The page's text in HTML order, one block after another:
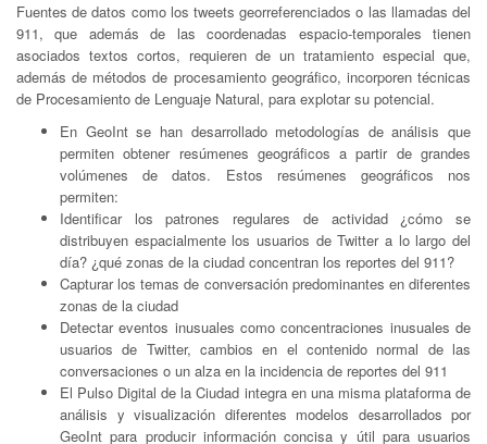
Fuentes de datos como los tweets georreferenciados o las llamadas del
911, que además de las coordenadas espacio-temporales tienen
asociados textos cortos, requieren de un tratamiento especial que,
además de métodos de procesamiento geográfico, incorporen técnicas
de Procesamiento de Lenguaje Natural, para explotar su potencial.
En GeoInt se han desarrollado metodologías de análisis que
permiten obtener resúmenes geográficos a partir de grandes
volúmenes de datos. Estos resúmenes geográficos nos
permiten:
Identificar los patrones regulares de actividad ¿cómo se
distribuyen espacialmente los usuarios de Twitter a lo largo del
día? ¿qué zonas de la ciudad concentran los reportes del 911?
Capturar los temas de conversación predominantes en diferentes
zonas de la ciudad
Detectar eventos inusuales como concentraciones inusuales de
usuarios de Twitter, cambios en el contenido normal de las
conversaciones o un alza en la incidencia de reportes del 911
El Pulso Digital de la Ciudad integra en una misma plataforma de
análisis y visualización diferentes modelos desarrollados por
GeoInt para producir información concisa y útil para usuarios